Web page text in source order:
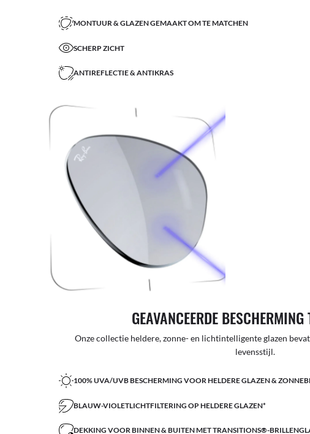
MONTUUR & GLAZEN GEMAAKT OM TE MATCHEN
SCHERP ZICHT
ANTIREFLECTIE & ANTIKRAS
GEAVANCEERDE
Onze collectie heldere, zonne- en lichtintelligente glazen
levensstijl.
100% UVA/UVB BESCHERMING VOOR HELDERE GLAZEN &
BLAUW-VIOLETLICHTFILTERING OP HELDERE GLAZEN*
DEKKING VOOR BINNEN & BUITEN MET TRANSITIONS®-